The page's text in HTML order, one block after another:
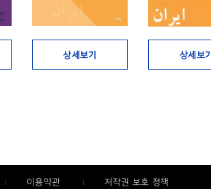
상세보기 상세보
이용약관 저작권 보호 정책